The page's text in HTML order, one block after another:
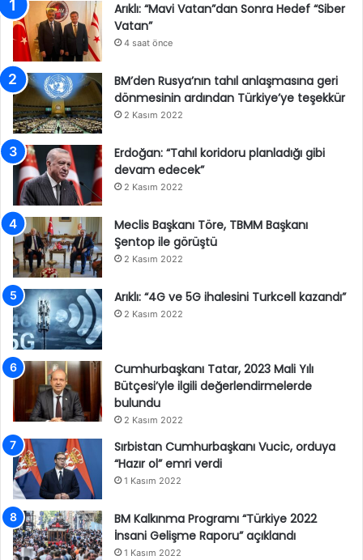
Arıklı: “Mavi Vatan”dan Sonra Hedef “Siber
Vatan”
4 saat önce
BM’den Rusya’nın tahıl anlaşmasına geri
dönmesinin ardından Türkiye’ye teşekkür
2 Kasım 2022
Erdoğan: “Tahıl koridoru planladığı gibi
devam edecek”
2 Kasım 2022
Meclis Başkanı Töre, TBMM Başkanı
Şentop ile görüştü
2 Kasım 2022
Arıklı: “4G ve 5G ihalesini Turkcell kazandı”
2 Kasım 2022
Cumhurbaşkanı Tatar, 2023 Mali Yılı
Bütçesi’yle ilgili değerlendirmelerde
bulundu
2 Kasım 2022
Sırbistan Cumhurbaşkanı Vucic, orduya
“Hazır ol” emri verdi
1 Kasım 2022
BM Kalkınma Programı “Türkiye 2022
İnsani Gelişme Raporu” açıklandı
1 Kasım 2022